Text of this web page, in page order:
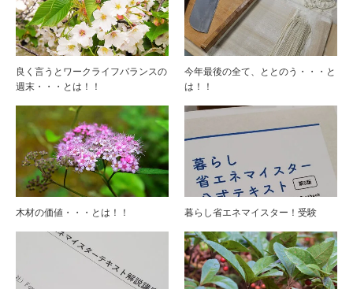
良く言うとワークライフバランスの
週末・・・とは！！
今年最後の全て、ととのう・・・と
は！！
木材の価値・・・とは！！ 暮らし省エネマイスター！受験